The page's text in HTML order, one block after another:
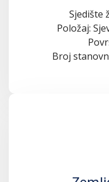
Sjedište
Položaj:
Broj